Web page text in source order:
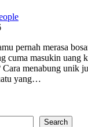
pernah merasa
cuma masukin uang
menabung unik
yang…
Search